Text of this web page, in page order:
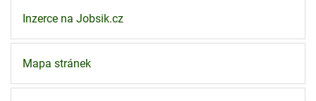
Inzerce na Jobsik.cz
Mapa stránek